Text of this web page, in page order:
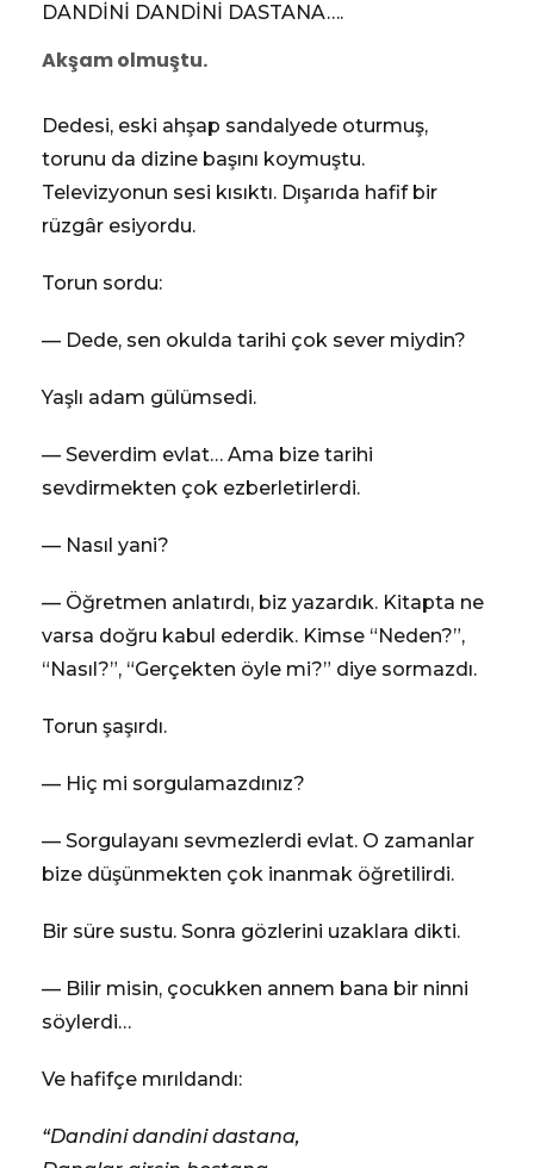
DANDİNİ DANDİNİ DASTANA….
Akşam olmuştu.
Dedesi, eski ahşap sandalyede oturmuş,
torunu da dizine başını koymuştu.
Televizyonun sesi kısıktı. Dışarıda hafif bir
rüzgâr esiyordu.
Torun sordu:
— Dede, sen okulda tarihi çok sever miydin?
Yaşlı adam gülümsedi.
— Severdim evlat… Ama bize tarihi
sevdirmekten çok ezberletirlerdi.
— Nasıl yani?
— Öğretmen anlatırdı, biz yazardık. Kitapta ne
varsa doğru kabul ederdik. Kimse “Neden?”,
“Nasıl?”, “Gerçekten öyle mi?” diye sormazdı.
Torun şaşırdı.
— Hiç mi sorgulamazdınız?
— Sorgulayanı sevmezlerdi evlat. O zamanlar
bize düşünmekten çok inanmak öğretilirdi.
Bir süre sustu. Sonra gözlerini uzaklara dikti.
— Bilir misin, çocukken annem bana bir ninni
söylerdi…
Ve hafifçe mırıldandı:
“Dandini dandini dastana,